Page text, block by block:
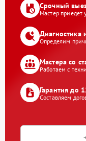
Срочный
Мастер приедет
Диагностика
Определим
Мастера со
Работаем с
Гарантия до
Составляем